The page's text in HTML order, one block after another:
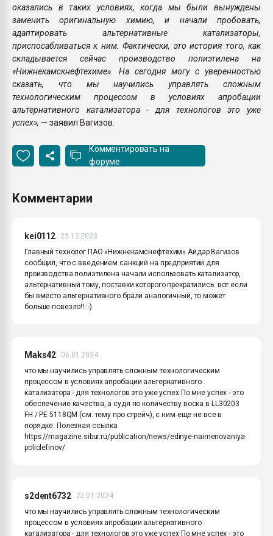
оказались в таких условиях, когда мы были вынуждены
заменить оригинальную химию, и начали пробовать,
адаптировать альтернативные катализаторы,
приспосабливаться к ним. Фактически, это история того, как
складывается сейчас производство полиэтилена на
«Нижнекамскнефтехиме». На сегодня могу с уверенностью
сказать, что мы научились управлять сложным
технологическим процессом в условиях апробации
альтернативного катализатора - для технологов это уже
успех», — заявил Вагизов.
Комментировать на
форуме
Комментарии
kei0112
23.12.2023
Главный технолог ПАО «Нижнекамснефтехим» Айдар Вагизов
сообщил, что с введением санкций на предприятии для
производства полиэтилена начали использовать катализатор,
альтернативный тому, поставки которого прекратились. вот если
бы вместо альтернативного брали аналогичный, то может
больше повезло!! :-)
Maks42
06.01.2024
что мы научились управлять сложным технологическим
процессом в условиях апробации альтернативного
катализатора - для технологов это уже успех По мне успех - это
обеспечение качества, а судя по количеству воска в LL30203
FH / PE 5118QM (см. тему про стрейч), с ним еще не все в
порядке. Полезная ссылка
https://magazine.sibur.ru/publication/news/edinye-naimenovaniya-
poliolefinov/
s2dent6732
22.01.2024
что мы научились управлять сложным технологическим
процессом в условиях апробации альтернативного
катализатора - для технологов это уже успех По мне успех - это